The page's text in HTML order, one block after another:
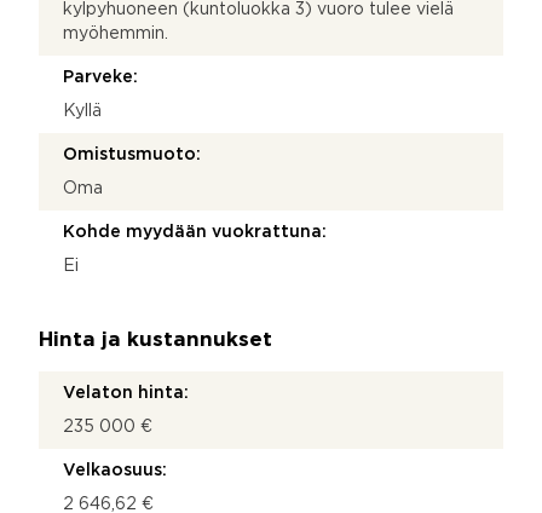
kylpyhuoneen (kuntoluokka 3) vuoro tulee vielä
myöhemmin.
Parveke:
Kyllä
Omistusmuoto:
Oma
Kohde myydään vuokrattuna:
Ei
Hinta ja kustannukset
Velaton hinta:
235 000 €
Velkaosuus:
2 646,62 €